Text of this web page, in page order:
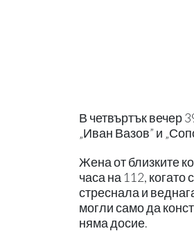
В четвъртък вечер
„Иван Вазов” и
Жена от близките
часа на 112,
стреснала и
могли само да
няма досие.